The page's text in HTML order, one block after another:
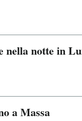
nella notte in
a Massa